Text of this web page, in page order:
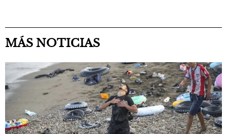
MÁS NOTICIAS